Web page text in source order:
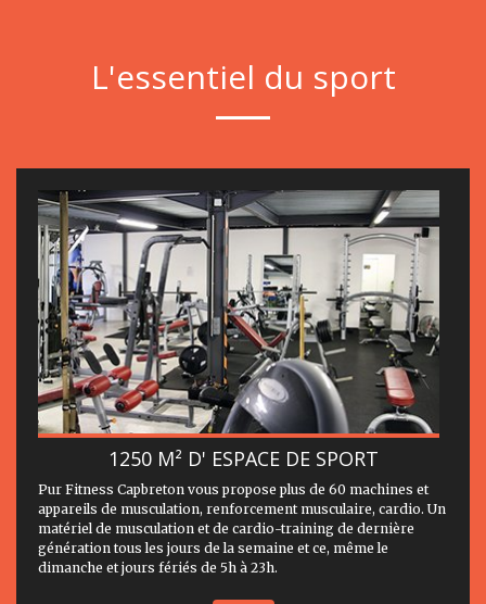
L'essentiel du sport
1250 M² D' ESPACE DE SPORT
Pur Fitness Capbreton vous propose plus de 60 machines et
appareils de musculation, renforcement musculaire, cardio. Un
matériel de musculation et de cardio-training de dernière
génération tous les jours de la semaine et ce, même le
dimanche et jours fériés de 5h à 23h.